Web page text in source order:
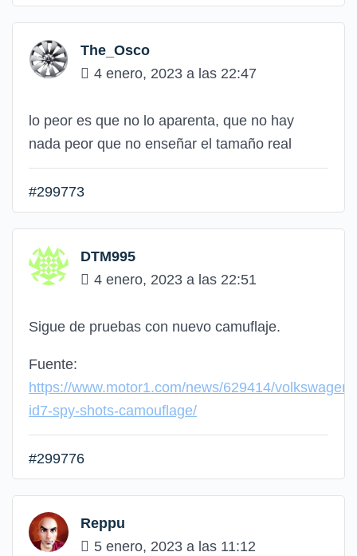
The_Osco
4 enero, 2023 a las 22:47
lo peor es que no lo aparenta, que no hay
nada peor que no enseñar el tamaño real
#299773
DTM995
4 enero, 2023 a las 22:51
Sigue de pruebas con nuevo camuflaje.
Fuente:
https://www.motor1.com/news/629414/volkswagen-
id7-spy-shots-camouflage/
#299776
Reppu
5 enero, 2023 a las 11:12